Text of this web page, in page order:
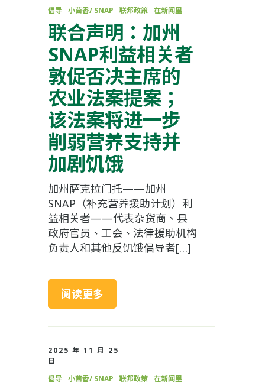
倡导
小茴香/ SNAP 联邦政策 在新闻里
联合声明：加州
SNAP利益相关者
敦促否决主席的
农业法案提案；
该法案将进一步
削弱营养支持并
加剧饥饿
加州萨克拉门托——加州
SNAP（补充营养援助计划）利
益相关者——代表杂货商、县
政府官员、工会、法律援助机构
负责人和其他反饥饿倡导者[…]
阅读更多
2025 年 11 月 25
日
倡导
小茴香/ SNAP 联邦政策 在新闻里